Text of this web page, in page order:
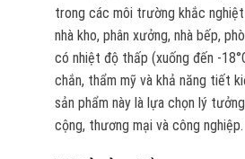
trong các môi trường khắc
nhà kho, phân xưởng, nhà bếp,
có nhiệt độ thấp (xuống đến -
chắn, thẩm mỹ và khả năng tiết
sản phẩm này là lựa chọn lý
cộng, thương mại và công nghiệp.